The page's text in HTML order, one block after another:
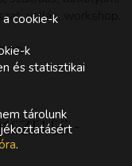
vallás, workshop,
-
cookie-k
k
és statisztikai
tárolunk
.